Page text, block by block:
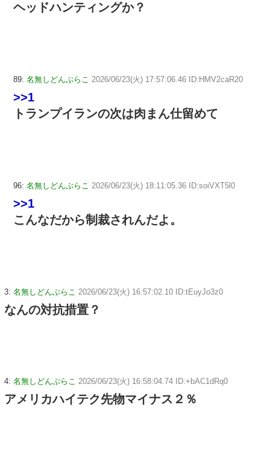
ヘッドハンティングか？
89: 名無しどんぶらこ 2026/06/23(火) 17:57:06.46 ID:HMV2caR20
>>1
トランプイランの次は肉まん仕留めて
96: 名無しどんぶらこ 2026/06/23(火) 18:11:05.36 ID:soiVXT5l0
>>1
こんなだから制裁されんだよ。
3: 名無しどんぶらこ 2026/06/23(火) 16:57:02.10 ID:tEuyJo3z0
なんの対抗措置？
4: 名無しどんぶらこ 2026/06/23(火) 16:58:04.74 ID:+bAC1dRq0
アメリカハイテク先物マイナス２％